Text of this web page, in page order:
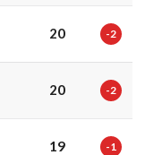
20 -2
20 -2
19 -1